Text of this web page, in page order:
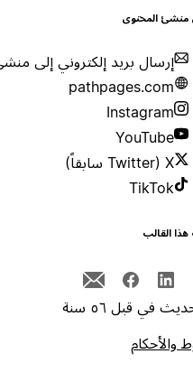
منشئ المحتوى
إرسال بريد إلكتروني إلى
pathpages.com
Instagram
YouTube
X (Twitter سابقاً)
TikTok
القالب
في قبل ٥٦ سنة
والأحكام